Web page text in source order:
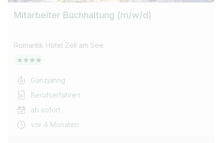
Mitarbeiter Buchhaltung (m/w/d)
Romantik Hotel Zell am See
Ganzjährig
Berufserfahren
ab sofort
vor 4 Monaten